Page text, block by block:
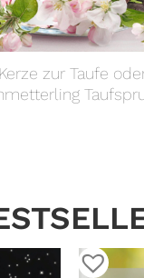
zur Taufe